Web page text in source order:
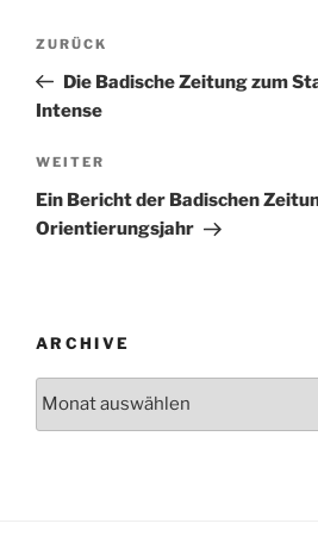
Beitrags-
Vorheriger
Beitrag
ZURÜCK
Die Badische Zeitung zum
Intense
Nächster
Beitrag
WEITER
Ein Bericht der Badischen
Orientierungsjahr
ARCHIVE